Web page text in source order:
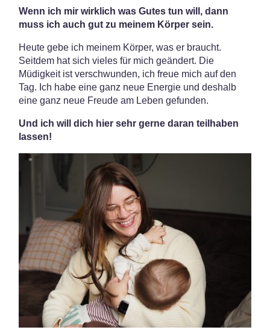
Wenn ich mir wirklich was Gutes tun will, dann
muss ich auch gut zu meinem Körper sein.
Heute gebe ich meinem Körper, was er braucht.
Seitdem hat sich vieles für mich geändert. Die
Müdigkeit ist verschwunden, ich freue mich auf den
Tag. Ich habe eine ganz neue Energie und deshalb
eine ganz neue Freude am Leben gefunden.
Und ich will dich hier sehr gerne daran teilhaben
lassen!